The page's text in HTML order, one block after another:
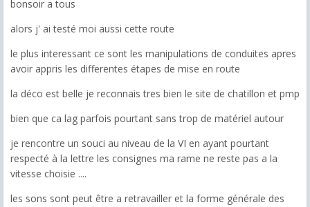
bonsoir a tous
alors j' ai testé moi aussi cette route
le plus interessant ce sont les manipulations de conduites apres
avoir appris les differentes étapes de mise en route
la déco est belle je reconnais tres bien le site de chatillon et pmp
bien que ca lag parfois pourtant sans trop de matériel autour
je rencontre un souci au niveau de la VI en ayant pourtant
respecté à la lettre les consignes ma rame ne reste pas a la
vitesse choisie ....
les sons sont peut être a retravailler et la forme générale des